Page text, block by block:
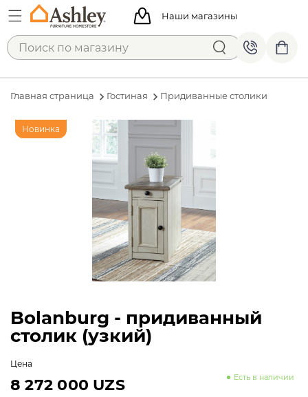
Наши магазины
Главная страница Гостиная Придиванные столики
Новинка
Bolanburg - придиванный
столик (узкий)
Цена
Есть в наличии
8 272 000 UZS